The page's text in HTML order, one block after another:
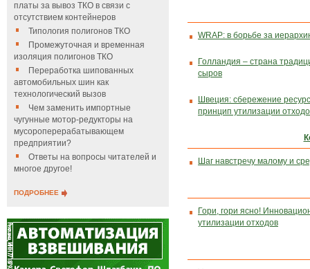
платы за вывоз ТКО в связи с
отсутствием контейнеров
Типология полигонов ТКО
Промежуточная и временная
изоляция полигонов ТКО
Переработка шипованных
автомобильных шин как
технологический вызов
Чем заменить импортные
чугунные мотор-редукторы на
мусороперерабатывающем
предприятии?
Ответы на вопросы читателей и
многое другое!
ПОДРОБНЕЕ
WRAP: в борьбе за
Голландия – страна
сыров
Швеция: сбережение
принцип утилизации
Шаг навстречу малому и
Гори, гори ясно!
утилизации отходов